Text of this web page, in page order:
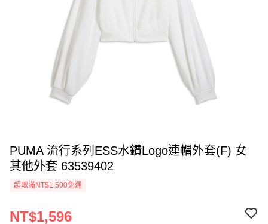
PUMA 流行系列ESS水鑽Logo連帽外套(F) 女
其他外套 63539402
超取滿NT$1,500免運
NT$1,596